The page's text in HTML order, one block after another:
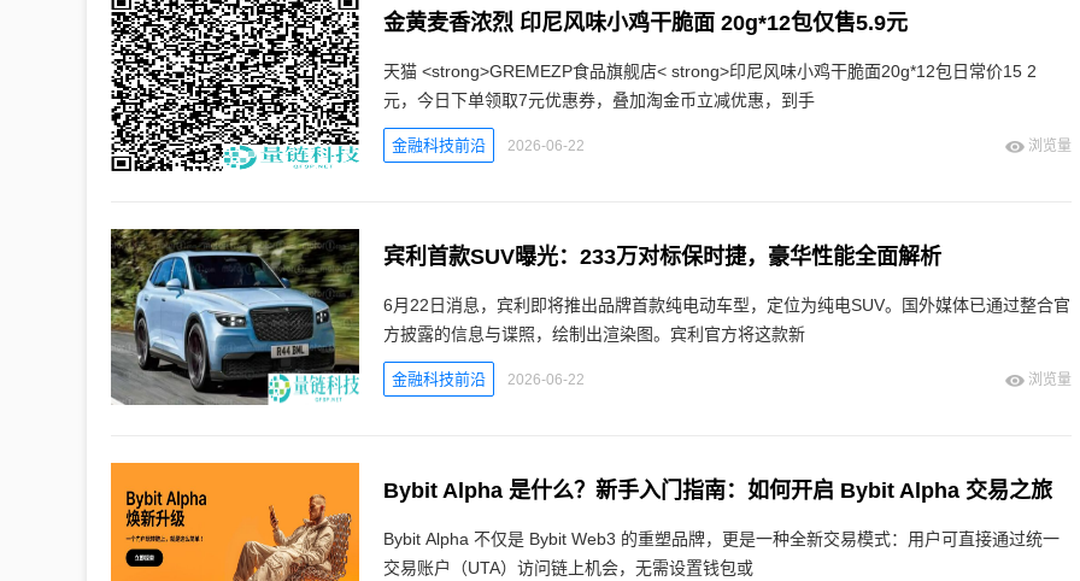
金黄麦香浓烈 印尼风味小鸡干脆面 20g*12包仅售5.9元
天猫 <strong>GREMEZP食品旗舰店< strong>印尼风味小鸡干脆面20g*12包日常价15 2
元，今日下单领取7元优惠券，叠加淘金币立减优惠，到手
金融科技前沿 2026-06-22 浏览量
宾利首款SUV曝光：233万对标保时捷，豪华性能全面解析
6月22日消息，宾利即将推出品牌首款纯电动车型，定位为纯电SUV。国外媒体已通过整合官
方披露的信息与谍照，绘制出渲染图。宾利官方将这款新
金融科技前沿 2026-06-22 浏览量
Bybit Alpha 是什么？新手入门指南：如何开启 Bybit Alpha 交易之旅
Bybit Alpha 不仅是 Bybit Web3 的重塑品牌，更是一种全新交易模式：用户可直接通过统一
交易账户（UTA）访问链上机会，无需设置钱包或